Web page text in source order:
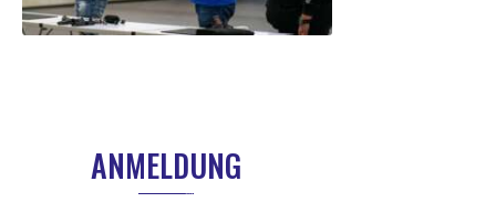
ANMELDUNG